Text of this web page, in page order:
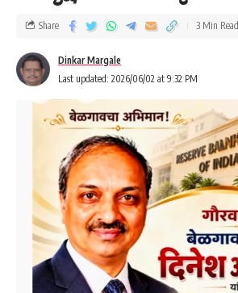
Last updated: 2026/06/02 at 9:32 PM
Dinkar Margale
Share 3 Min Read